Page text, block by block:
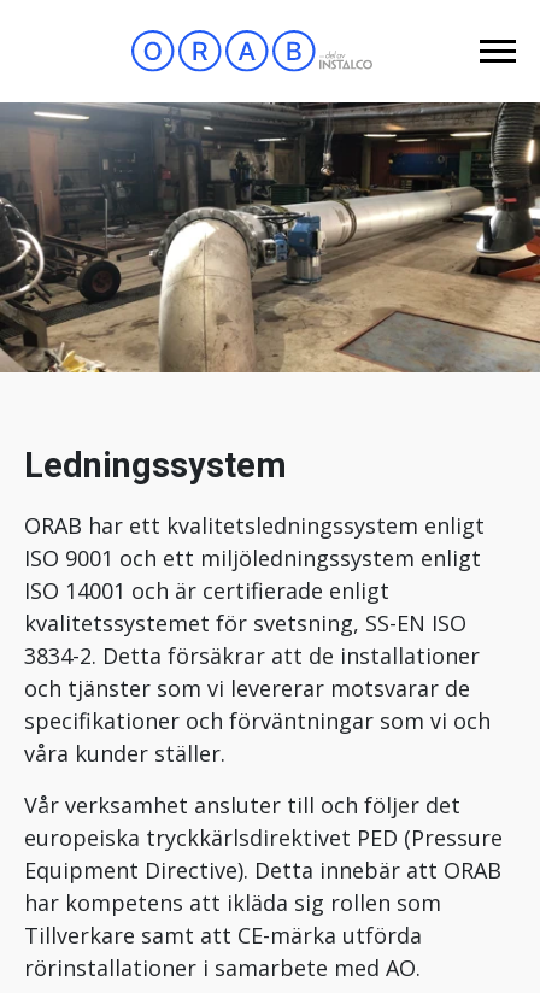
Ledningssystem
ORAB har ett kvalitetsledningssystem enligt
ISO 9001 och ett miljöledningssystem enligt
ISO 14001 och är certifierade enligt
kvalitetssystemet för svetsning, SS-EN ISO
3834-2. Detta försäkrar att de installationer
och tjänster som vi levererar motsvarar de
specifikationer och förväntningar som vi och
våra kunder ställer.
Vår verksamhet ansluter till och följer det
europeiska tryckkärlsdirektivet PED (Pressure
Equipment Directive). Detta innebär att ORAB
har kompetens att ikläda sig rollen som
Tillverkare samt att CE-märka utförda
rörinstallationer i samarbete med AO.